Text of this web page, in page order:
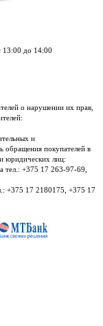
13:00 до 14:00
о нарушении их прав,
и
обращения покупателей в
юридических лиц:
тел.: +375 17 263-97-69,
+375 17 2180175, +375 17